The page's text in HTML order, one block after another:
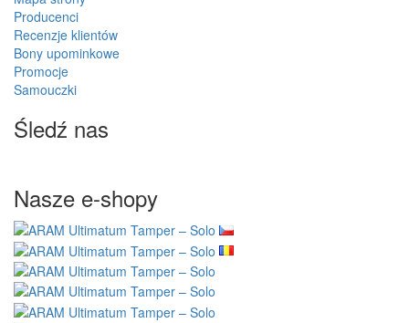
Producenci
Recenzje klientów
Bony upominkowe
Promocje
Samouczki
Śledź nas
Nasze e-shopy